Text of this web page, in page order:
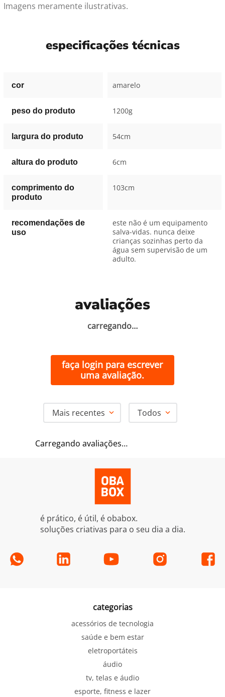
Imagens meramente ilustrativas.
especificações técnicas
cor amarelo
peso do produto 1200g
largura do produto 54cm
altura do produto 6cm
comprimento do
produto
103cm
recomendações de
uso
este não é um equipamento
salva-vidas. nunca deixe
crianças sozinhas perto da
água sem supervisão de um
adulto.
avaliações
carregando…
faça login para escrever
uma avaliação.
Mais recentes Todos
Carregando avaliações…
é prático, é útil, é obabox.
soluções criativas para o seu dia a dia.
categorias
acessórios de tecnologia
saúde e bem estar
eletroportáteis
áudio
tv, telas e áudio
esporte, fitness e lazer